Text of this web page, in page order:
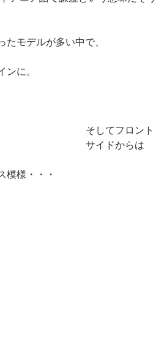
モデルが多い中で、
に。
そしてフロント
サイドからは
模様・・・